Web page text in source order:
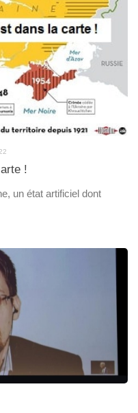
!
un état artificiel dont